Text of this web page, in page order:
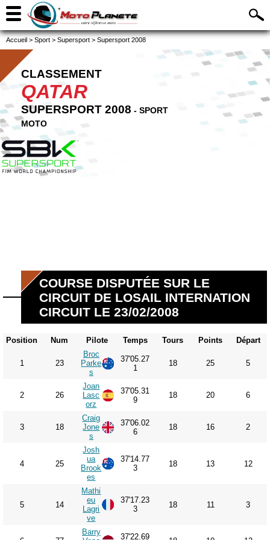
Accueil > Sport > Supersport > Supersport 2008
CLASSEMENT
QATAR
SUPERSPORT 2008 - SPORT
MOTO
COURSE DISPUTÉE SUR LE
CIRCUIT DE LOSAIL INTERNATION
CIRCUIT LE 23/02/2008
Position Num Pilote Temps Tours Points Départ
1 23
Broc
Parke
s
37'05.27
1
18 25 5
2 26
Joan
Lasc
orz
37'05.31
9
18 20 6
3 18
Craig
Jone
s
37'06.02
6
18 16 2
4 25
Josh
ua
Brook
es
37'14.77
3
18 13 12
5 14
Mathi
eu
Lagri
ve
37'17.23
3
18 11 3
Barry
37'22.69